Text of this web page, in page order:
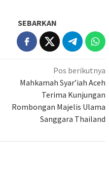
SEBARKAN
Pos berikutnya
Mahkamah Syar’iah Aceh
Terima Kunjungan
Rombongan Majelis Ulama
Sanggara Thailand